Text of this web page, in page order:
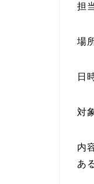
担
場
日
対
内
あ